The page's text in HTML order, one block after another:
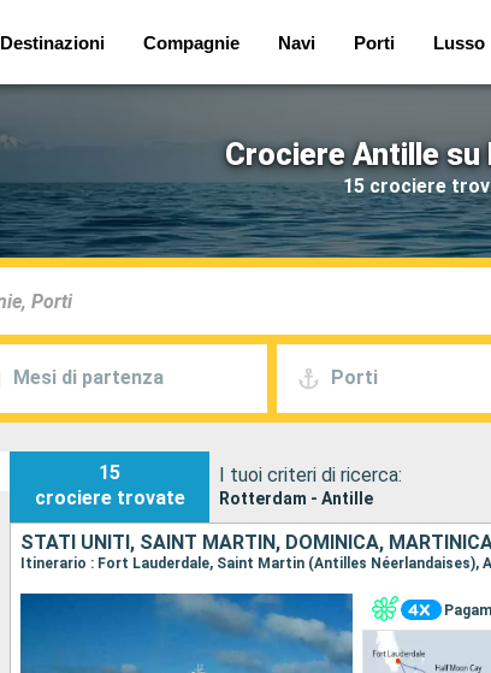
Destinazioni Compagnie Navi Porti Lusso
Crociere Antille su
15 crociere
Mesi di partenza Porti
15
crociere trovate
I tuoi criteri di ricerca:
Rotterdam - Antille